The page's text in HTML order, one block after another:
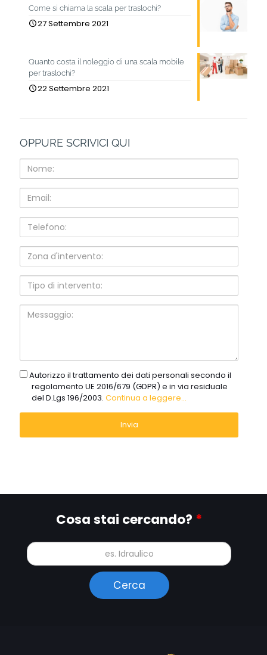
Come si chiama la scala per traslochi?
27 Settembre 2021
Quanto costa il noleggio di una scala mobile
per traslochi?
22 Settembre 2021
OPPURE SCRIVICI QUI
Nome:
Email:
Telefono:
Zona
d'intervento:
Tipo
intervento:
Messaggio:
gdprAutorizzo il trattamento dei dati personali secondo il
regolamento UE 2016/679 (GDPR) e in via residuale
del D.Lgs 196/2003. Continua a leggere...
Cosa stai cercando? *